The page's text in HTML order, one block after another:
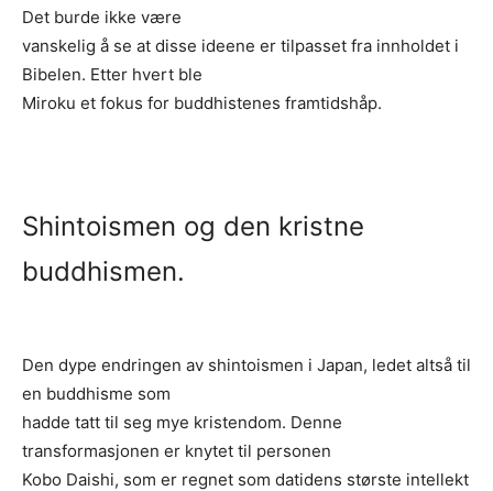
Det burde ikke være
vanskelig å se at disse ideene er tilpasset fra innholdet i
Bibelen. Etter hvert ble
Miroku et fokus for buddhistenes framtidshåp.
Shintoismen og den kristne
buddhismen.
Den dype endringen av shintoismen i Japan, ledet altså til
en buddhisme som
hadde tatt til seg mye kristendom. Denne
transformasjonen er knytet til personen
Kobo Daishi, som er regnet som datidens største intellekt